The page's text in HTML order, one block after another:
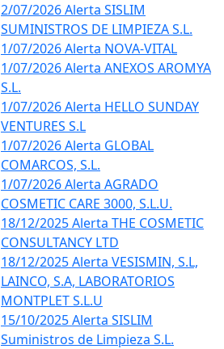
2/07/2026 Alerta SISLIM
SUMINISTROS DE LIMPIEZA S.L.
1/07/2026 Alerta NOVA-VITAL
1/07/2026 Alerta ANEXOS AROMYA
S.L.
1/07/2026 Alerta HELLO SUNDAY
VENTURES S.L
1/07/2026 Alerta GLOBAL
COMARCOS, S.L.
1/07/2026 Alerta AGRADO
COSMETIC CARE 3000, S.L.U.
18/12/2025 Alerta THE COSMETIC
CONSULTANCY LTD
18/12/2025 Alerta VESISMIN, S.L,
LAINCO, S.A, LABORATORIOS
MONTPLET S.L.U
15/10/2025 Alerta SISLIM
Suministros de Limpieza S.L.